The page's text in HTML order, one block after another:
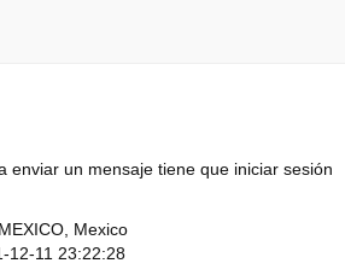
enviar un mensaje tiene que iniciar sesión
Mexico
12-11 23:22:28